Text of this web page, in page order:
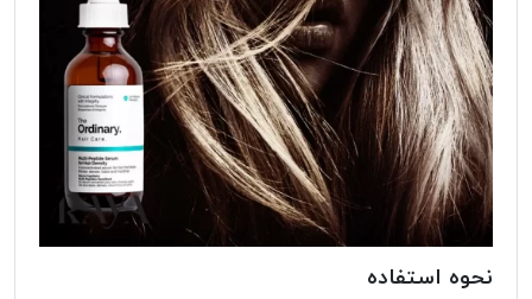
نحوه استفاده